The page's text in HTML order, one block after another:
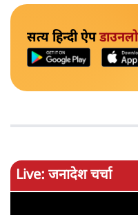
सत्य हिन्दी ऐप
Live: जनादेश चर्चा